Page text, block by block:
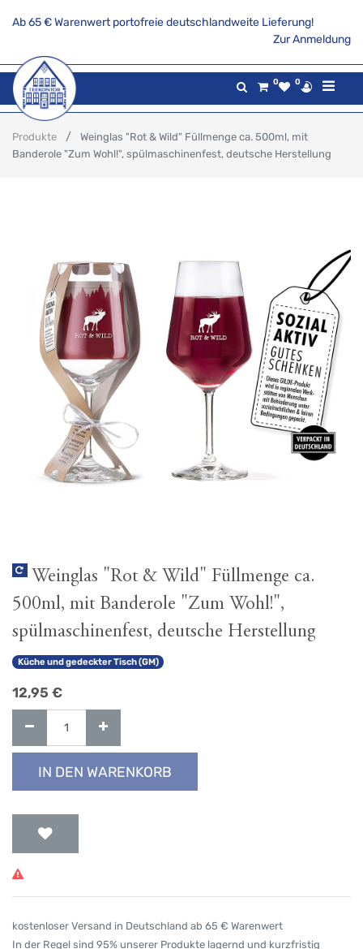
Ab 65 € Warenwert portofreie deutschlandweite Lieferung!
Zur Anmeldung
0 0
Produkte
Weinglas "Rot & Wild" Füllmenge ca. 500ml, mit
Banderole "Zum Wohl!", spülmaschinenfest, deutsche Herstellung
Weinglas "Rot & Wild" Füllmenge ca.
500ml, mit Banderole "Zum Wohl!",
spülmaschinenfest, deutsche Herstellung
Küche und gedeckter Tisch (GM)
12,95 €
IN DEN WARENKORB
kostenloser Versand in Deutschland ab 65 € Warenwert
In der Regel sind 95% unserer Produkte lagernd und kurzfristig